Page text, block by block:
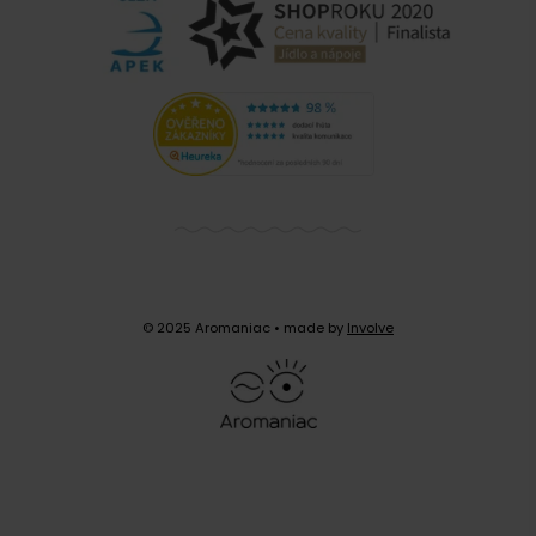
© 2025 Aromaniac • made by Involve